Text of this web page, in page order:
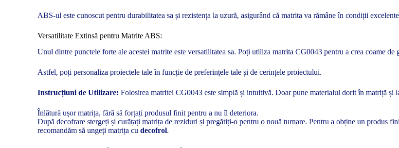
ABS-ul este cunoscut pentru durabilitatea sa și rezistența la uzură, asigurând că matrita va rămâne în condiții
Versatilitate Extinsă pentru Matrite ABS:
Unul dintre punctele forte ale acestei matrite este versatilitatea sa. Poți utiliza matrita CG0043 pentru a crea coame
Astfel, poți personaliza proiectele tale în funcție de preferințele tale și de cerințele proiectului.
Instrucțiuni de Utilizare: Folosirea matritei CG0043 este simplă și intuitivă. Doar pune materialul dorit în matriță și
Înlătură ușor matrița, fără să forțați produsul finit pentru a nu îl deteriora.
După decofrare stergeți și curățați matrița de reziduri și pregătiți-o pentru o nouă turnare. Pentru a obține un produs
recomandăm să ungeți matrița cu decofrol.